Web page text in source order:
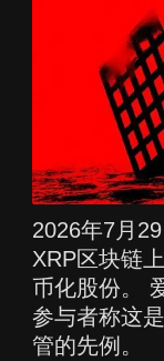
2026年7月
XRP区块链
币化股份。
参与者称这
管的先例。